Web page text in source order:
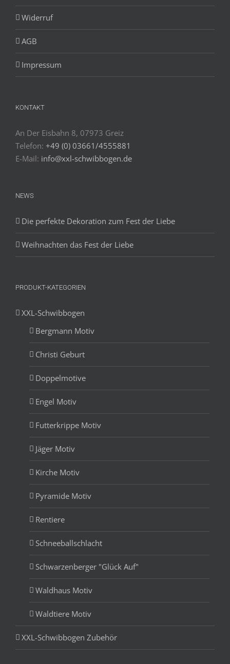
Widerruf
AGB
Impressum
KONTAKT
An Der Eisbahn 8, 07973 Greiz
Telefon: +49 (0) 03661/4555881
E-Mail: info@xxl-schwibbogen.de
NEWS
Die perfekte Dekoration zum Fest der Liebe
Weihnachten das Fest der Liebe
PRODUKT-KATEGORIEN
XXL-Schwibbogen
Bergmann Motiv
Christi Geburt
Doppelmotive
Engel Motiv
Futterkrippe Motiv
Jäger Motiv
Kirche Motiv
Pyramide Motiv
Rentiere
Schneeballschlacht
Schwarzenberger "Glück Auf"
Waldhaus Motiv
Waldtiere Motiv
XXL-Schwibbogen Zubehör